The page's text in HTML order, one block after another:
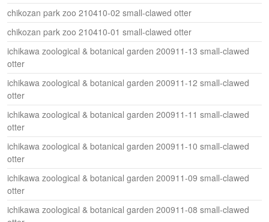
chikozan park zoo 210410-02 small-clawed otter
chikozan park zoo 210410-01 small-clawed otter
ichikawa zoological & botanical garden 200911-13 small-clawed
otter
ichikawa zoological & botanical garden 200911-12 small-clawed
otter
ichikawa zoological & botanical garden 200911-11 small-clawed
otter
ichikawa zoological & botanical garden 200911-10 small-clawed
otter
ichikawa zoological & botanical garden 200911-09 small-clawed
otter
ichikawa zoological & botanical garden 200911-08 small-clawed